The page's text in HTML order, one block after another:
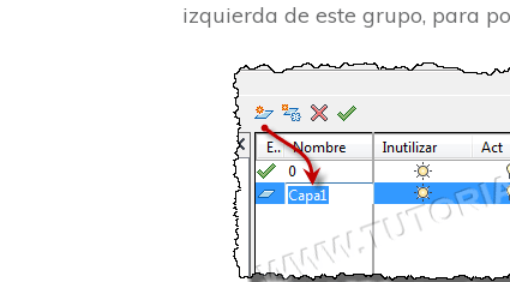
izquierda de este grupo, para